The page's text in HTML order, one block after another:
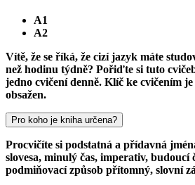
A1
A2
Vítě, že se říká, že cizí jazyk máte
než hodinu týdně? Pořiďte si tuto
jedno cvičení denně. Klíč ke cvičením
obsažen.
Pro koho je kniha určena?
Procvičíte si podstatná a přídavná
slovesa, minulý čas, imperativ, budoucí
podmiňovací způsob přítomný, slovní